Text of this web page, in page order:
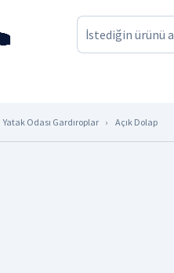
Yatak Odası Gardıroplar Açık Dolap